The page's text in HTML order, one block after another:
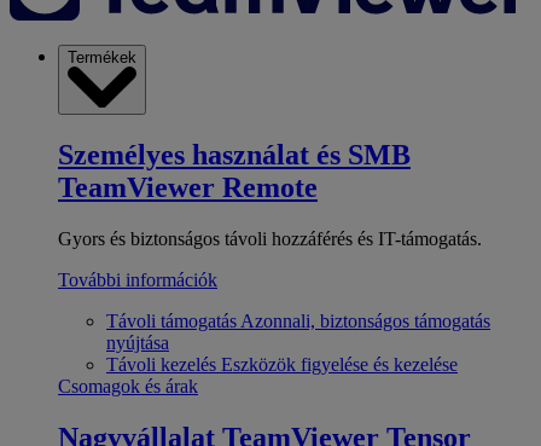
Termékek
Személyes használat és SMB
TeamViewer Remote
Gyors és biztonságos távoli hozzáférés és IT-támogatás.
További információk
Távoli támogatás Azonnali, biztonságos támogatás
nyújtása
Távoli kezelés Eszközök figyelése és kezelése
Csomagok és árak
Nagyvállalat TeamViewer Tensor